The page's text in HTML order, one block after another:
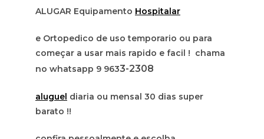
ALUGAR Equipamento Hospitalar
e Ortopedico de uso temporario ou para
começar a usar mais rapido e facil ! chama
no whatsapp 9 9633-2308
aluguel diaria ou mensal 30 dias super
barato !!